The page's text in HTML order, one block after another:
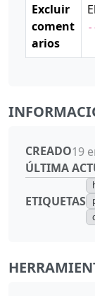
Excluir
coment
arios
CREADO19
ÚLTIMA
ETIQUETAS